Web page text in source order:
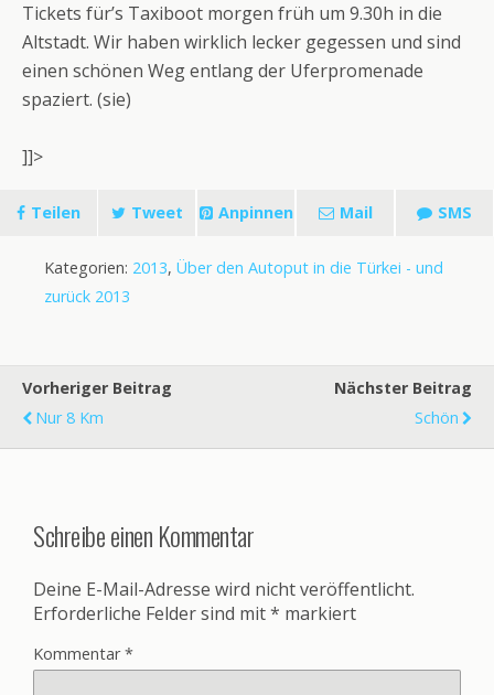
Tickets für’s Taxiboot morgen früh um 9.30h in die
Altstadt. Wir haben wirklich lecker gegessen und sind
einen schönen Weg entlang der Uferpromenade
spaziert. (sie)
]]>
Teilen Tweet Anpinnen Mail SMS
Kategorien: 2013, Über den Autoput in die Türkei - und
zurück 2013
Vorheriger Beitrag
Nur 8 Km
Nächster Beitrag
Schön
Schreibe einen Kommentar
Deine E-Mail-Adresse wird nicht veröffentlicht.
Erforderliche Felder sind mit* markiert
Kommentar*